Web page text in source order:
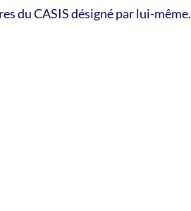
du CASIS désigné par lui-même.